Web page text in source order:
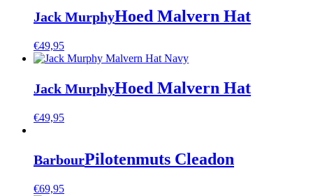
Jack MurphyHoed Malvern Hat
€49,95
Jack MurphyHoed Malvern Hat
€49,95
BarbourPilotenmuts Cleadon
€69,95